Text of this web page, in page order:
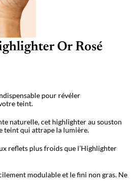
Or Rosé
pour révéler
teint.
naturelle, cet highlighter au souston
teint qui attrape la lumière.
reflets plus froids que l’Highlighter
modulable et le fini non gras. Ne